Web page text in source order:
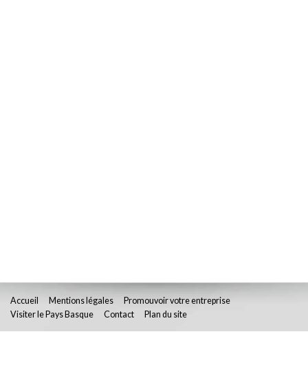
Accueil Mentions légales
Promouvoir votre entreprise
Visiter le Pays Basque
Contact Plan du site